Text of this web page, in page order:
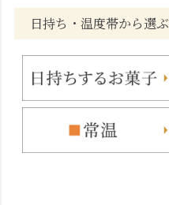
日持ち・温度帯から選ぶ